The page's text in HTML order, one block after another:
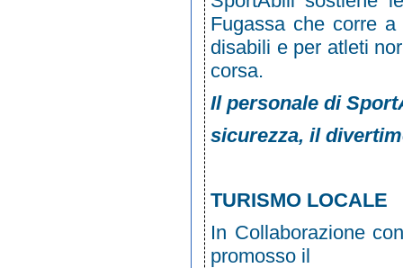
Fugassa che corre
disabili e per atleti
corsa.
Il personale di
sicurezza, il
TURISMO LOCALE
In Collaborazione
promosso il